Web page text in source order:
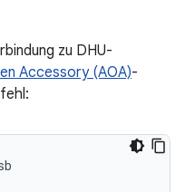
zu DHU-
Accessory (AOA)-